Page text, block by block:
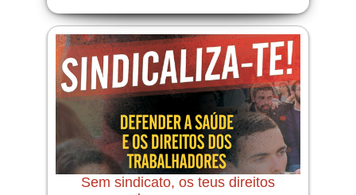
Sem sindicato, os teus direitos